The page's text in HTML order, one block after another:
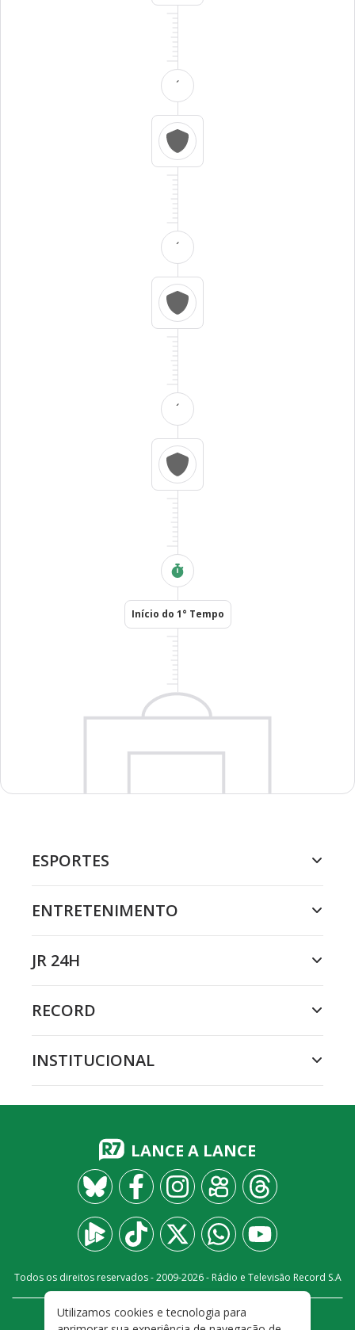
´
´
´
Início do 1° Tempo
ESPORTES
ENTRETENIMENTO
JR 24H
RECORD
INSTITUCIONAL
LANCE A LANCE
Todos os direitos reservados - 2009-2026- Rádio e Televisão Record S.A
FALE CONOSCO PRIVACIDADE
Utilizamos cookies e tecnologia para